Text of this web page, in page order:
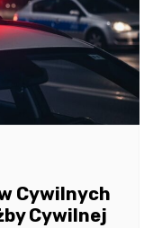
Cywilnych
Cywilnej